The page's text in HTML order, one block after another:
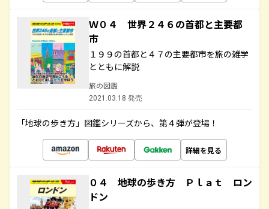
Ｗ０４ 世界２４６の首都と主要都
市
１９９の首都と４７の主要都市を旅の雑学
とともに解説
旅の図鑑
2021.03.18 発売
「地球の歩き方」図鑑シリーズから、第４弾が登場！
詳細を見る
０４ 地球の歩き方 Ｐｌａｔ ロン
ドン